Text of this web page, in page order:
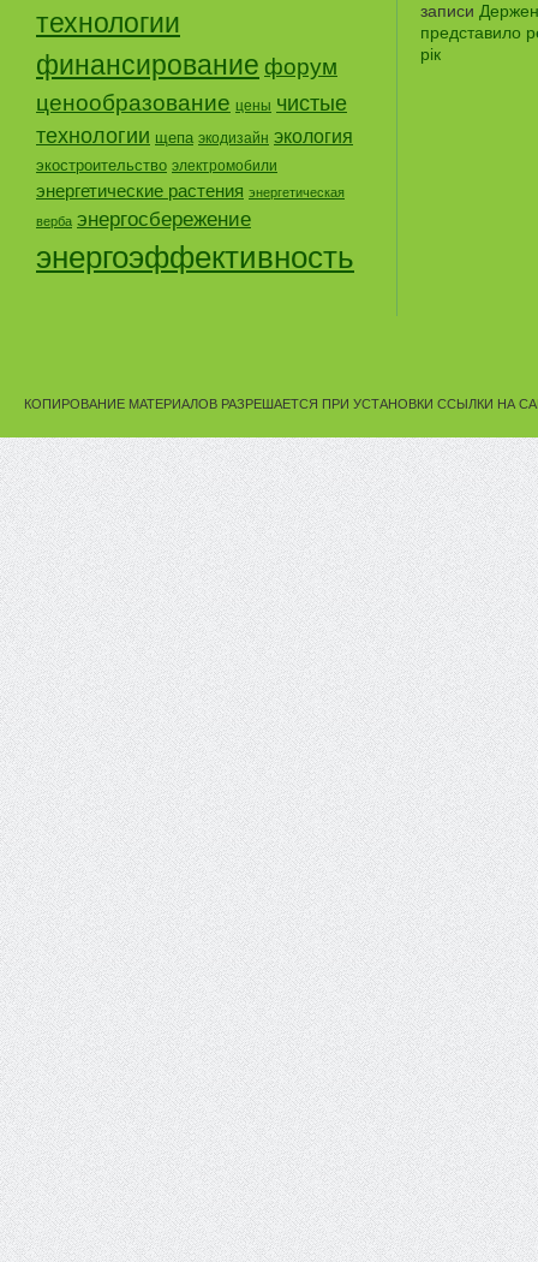
технологии
финансирование форум
ценообразование цены чистые
технологии щепа экодизайн экология
экостроительство электромобили
энергетические растения энергетическая
верба энергосбережение
энергоэффективность
записи
представило
рік
КОПИРОВАНИЕ МАТЕРИАЛОВ РАЗРЕШАЕТСЯ ПРИ УСТАНОВКИ ССЫЛКИ НА САЙТ